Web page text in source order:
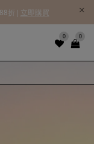
0 0
折 | 立即購買